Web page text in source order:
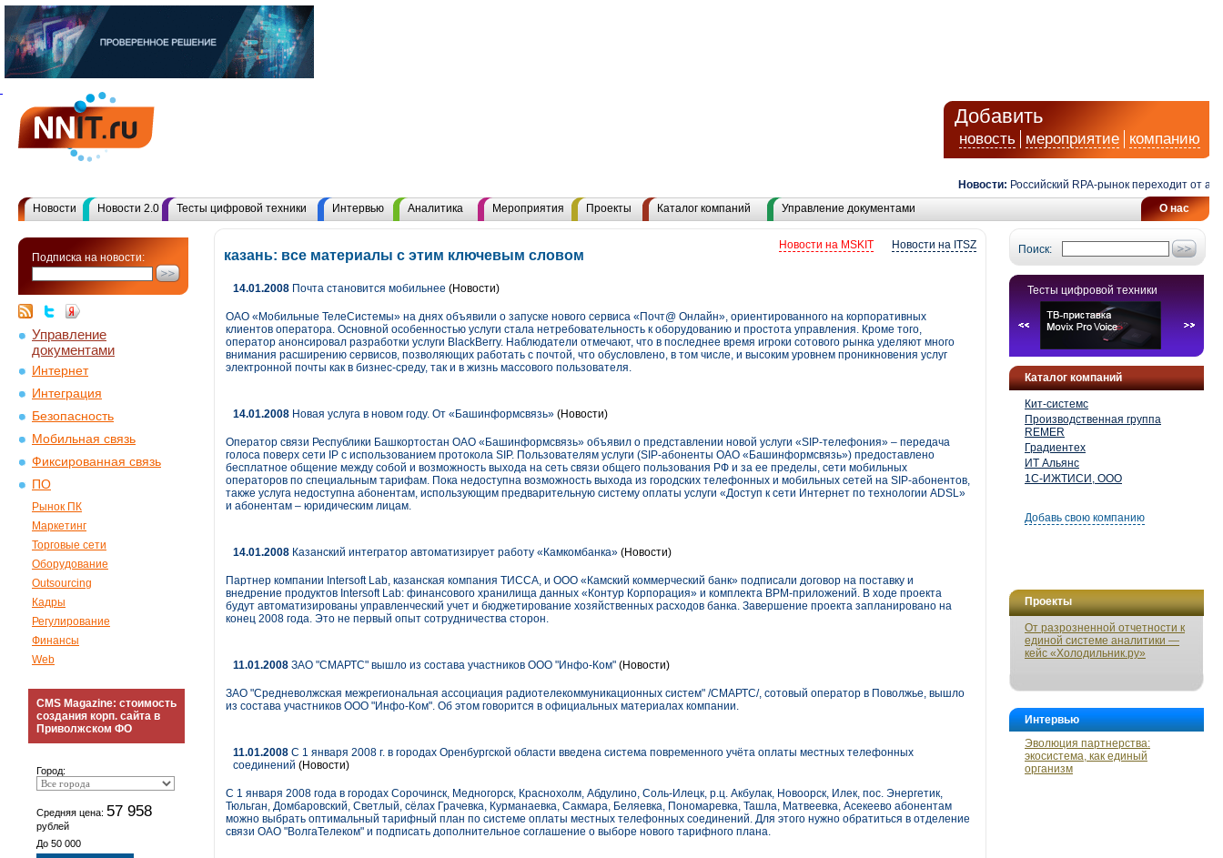
Добавить
новость мероприятие компанию
Новости: Российский RPA-рынок переходит от
О нас
Новости Новости 2.0 Тесты цифровой техники Интервью Аналитика Мероприятия Проекты Каталог компаний Управление документами
Подписка на новости:
Управление
документами
Интернет
Интеграция
Безопасность
Мобильная связь
Фиксированная связь
ПО
Рынок ПК
Маркетинг
Торговые сети
Оборудование
Outsourcing
Кадры
Регулирование
Финансы
Web
CMS Magazine: стоимость
создания корп. сайта в
Приволжском ФО
Город:
Средняя цена: 57 958
рублей
До 50 000
Поиск:
Тесты цифровой техники
Каталог компаний
Кит-системс
Производственная группа
REMER
Градиентех
ИТ Альянс
1С-ИЖТИСИ, ООО
Добавь свою компанию
Проекты
От разрозненной отчетности к
единой системе аналитики —
кейс «Холодильник.ру»
Интервью
Эволюция партнерства:
экосистема, как единый
организм
Новости на ITSZ
Новости на MSKIT
казань: все материалы с этим ключевым словом
14.01.2008 Почта становится мобильнее (Новости)
ОАО «Мобильные ТелеСистемы» на днях объявили о запуске нового сервиса «Почт@ Онлайн», ориентированного на корпоративных
клиентов оператора. Основной особенностью услуги стала нетребовательность к оборудованию и простота управления. Кроме того,
оператор анонсировал разработки услуги BlackBerry. Наблюдатели отмечают, что в последнее время игроки сотового рынка уделяют много
внимания расширению сервисов, позволяющих работать с почтой, что обусловлено, в том числе, и высоким уровнем проникновения услуг
электронной почты как в бизнес-среду, так и в жизнь массового пользователя.
14.01.2008 Новая услуга в новом году. От «Башинформсвязь» (Новости)
Оператор связи Республики Башкортостан ОАО «Башинформсвязь» объявил о представлении новой услуги «SIP-телефония» – передача
голоса поверх сети IP с использованием протокола SIP. Пользователям услуги (SIP-абоненты ОАО «Башинформсвязь») предоставлено
бесплатное общение между собой и возможность выхода на сеть связи общего пользования РФ и за ее пределы, сети мобильных
операторов по специальным тарифам. Пока недоступна возможность выхода из городских телефонных и мобильных сетей на SIP-абонентов,
также услуга недоступна абонентам, использующим предварительную систему оплаты услуги «Доступ к сети Интернет по технологии ADSL»
и абонентам – юридическим лицам.
14.01.2008 Казанский интегратор автоматизирует работу «Камкомбанка» (Новости)
Партнер компании Intersoft Lab, казанская компания ТИССА, и ООО «Камский коммерческий банк» подписали договор на поставку и
внедрение продуктов Intersoft Lab: финансового хранилища данных «Контур Корпорация» и комплекта BPM-приложений. В ходе проекта
будут автоматизированы управленческий учет и бюджетирование хозяйственных расходов банка. Завершение проекта запланировано на
конец 2008 года. Это не первый опыт сотрудничества сторон.
11.01.2008 ЗАО "СМАРТС" вышло из состава участников ООО "Инфо-Ком" (Новости)
ЗАО "Средневолжская межрегиональная ассоциация радиотелекоммуникационных систем" /СМАРТС/, сотовый оператор в Поволжье, вышло
из состава участников ООО "Инфо-Ком". Об этом говорится в официальных материалах компании.
11.01.2008 С 1 января 2008 г. в городах Оренбургской области введена система повременного учёта оплаты местных телефонных
соединений (Новости)
С 1 января 2008 года в городах Сорочинск, Медногорск, Краснохолм, Абдулино, Соль-Илецк, р.ц. Акбулак, Новоорск, Илек, пос. Энергетик,
Тюльган, Домбаровский, Светлый, сёлах Грачевка, Курманаевка, Сакмара, Беляевка, Пономаревка, Ташла, Матвеевка, Асекеево абонентам
можно выбрать оптимальный тарифный план по системе оплаты местных телефонных соединений. Для этого нужно обратиться в отделение
связи ОАО "ВолгаТелеком" и подписать дополнительное соглашение о выборе нового тарифного плана.